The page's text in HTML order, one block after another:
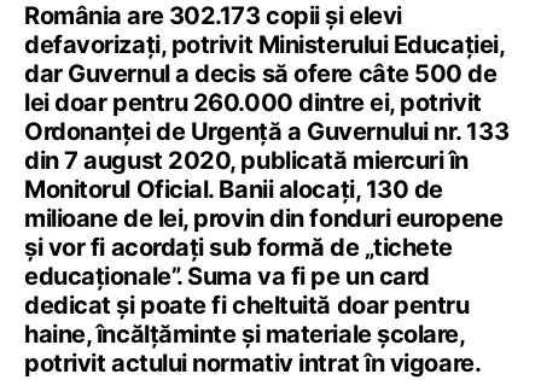
România are 302.173 copii și elevi
defavorizați, potrivit Ministerului Educației,
dar Guvernul a decis să ofere câte 500 de
lei doar pentru 260.000 dintre ei, potrivit
Ordonanței de Urgență a Guvernului nr. 133
din 7 august 2020, publicată miercuri în
Monitorul Oficial. Banii alocați, 130 de
milioane de lei, provin din fonduri europene
și vor fi acordați sub formă de „tichete
educaționale”. Suma va fi pe un card
dedicat și poate fi cheltuită doar pentru
haine, încălțăminte și materiale școlare,
potrivit actului normativ intrat în vigoare.